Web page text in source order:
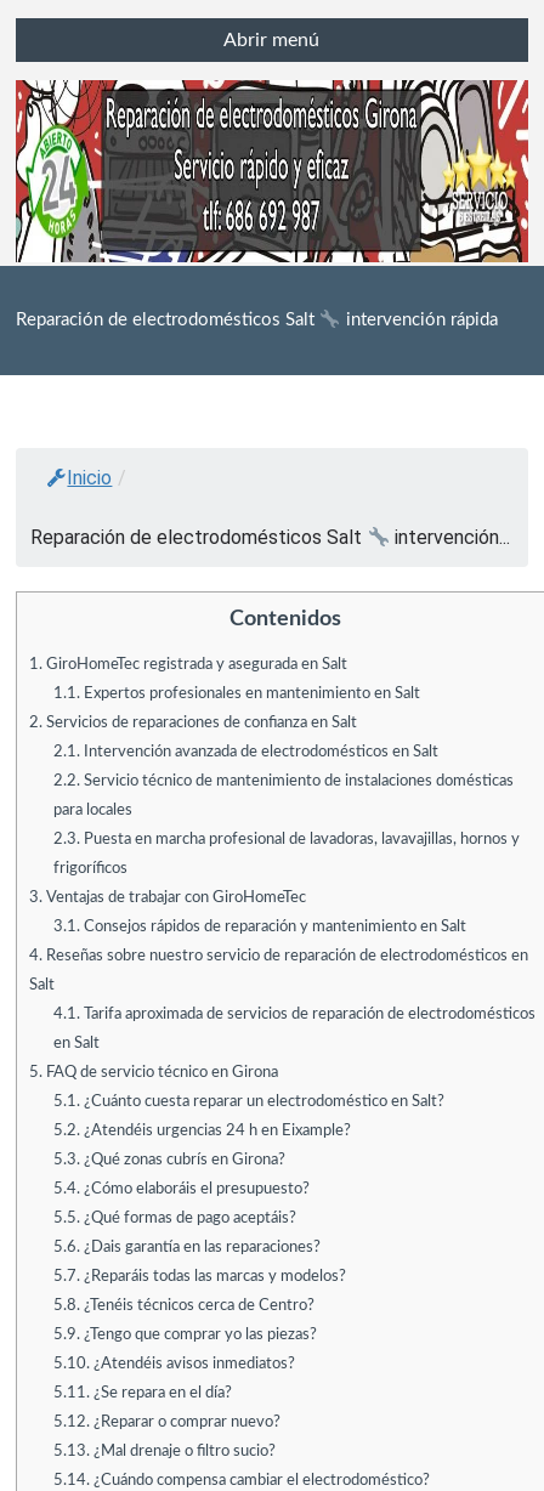
Abrir menú
Reparación de electrodomésticos Salt intervención rápida
Inicio /
Reparación de electrodomésticos Salt intervención...
Contenidos
1. GiroHomeTec registrada y asegurada en Salt
1.1. Expertos profesionales en mantenimiento en Salt
2. Servicios de reparaciones de confianza en Salt
2.1. Intervención avanzada de electrodomésticos en Salt
2.2. Servicio técnico de mantenimiento de instalaciones domésticas
para locales
2.3. Puesta en marcha profesional de lavadoras, lavavajillas, hornos y
frigoríficos
3. Ventajas de trabajar con GiroHomeTec
3.1. Consejos rápidos de reparación y mantenimiento en Salt
4. Reseñas sobre nuestro servicio de reparación de electrodomésticos en
Salt
4.1. Tarifa aproximada de servicios de reparación de electrodomésticos
en Salt
5. FAQ de servicio técnico en Girona
5.1. ¿Cuánto cuesta reparar un electrodoméstico en Salt?
5.2. ¿Atendéis urgencias 24 h en Eixample?
5.3. ¿Qué zonas cubrís en Girona?
5.4. ¿Cómo elaboráis el presupuesto?
5.5. ¿Qué formas de pago aceptáis?
5.6. ¿Dais garantía en las reparaciones?
5.7. ¿Reparáis todas las marcas y modelos?
5.8. ¿Tenéis técnicos cerca de Centro?
5.9. ¿Tengo que comprar yo las piezas?
5.10. ¿Atendéis avisos inmediatos?
5.11. ¿Se repara en el día?
5.12. ¿Reparar o comprar nuevo?
5.13. ¿Mal drenaje o filtro sucio?
5.14. ¿Cuándo compensa cambiar el electrodoméstico?